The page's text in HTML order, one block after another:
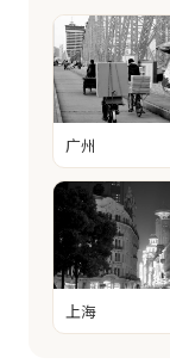
广州
上海